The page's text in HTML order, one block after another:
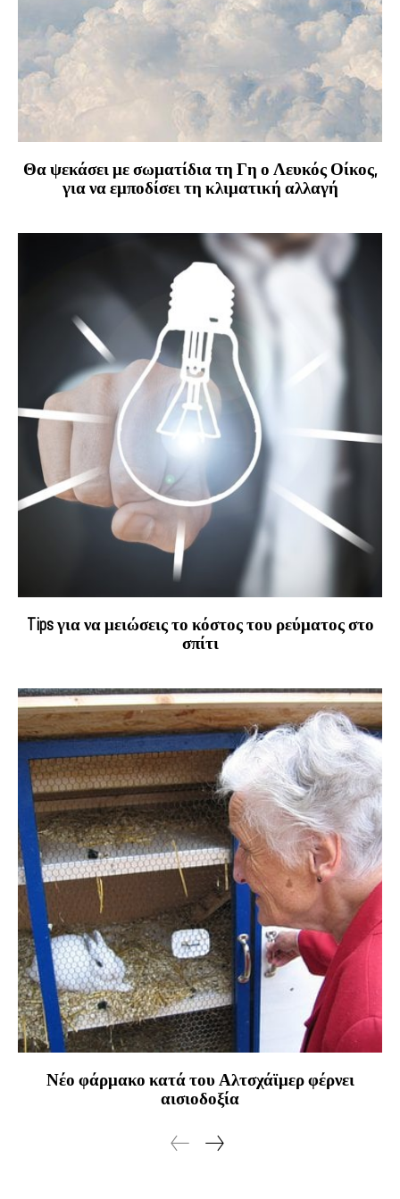
Θα ψεκάσει με σωματίδια τη Γη ο Λευκός Οίκος,
για να εμποδίσει τη κλιματική αλλαγή
Tips για να μειώσεις το κόστος του ρεύματος στο
σπίτι
Νέο φάρμακο κατά του Αλτσχάϊμερ φέρνει
αισιοδοξία